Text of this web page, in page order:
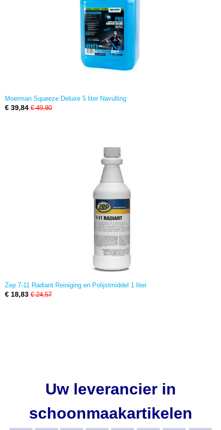
Moerman Squeeze Deluxe 5 liter Navulling
€ 39,84 € 49,80
Zep 7-11 Radiant Reiniging en Polijstmiddel 1 liter
€ 18,83 € 24,57
Uw leverancier in
schoonmaakartikelen